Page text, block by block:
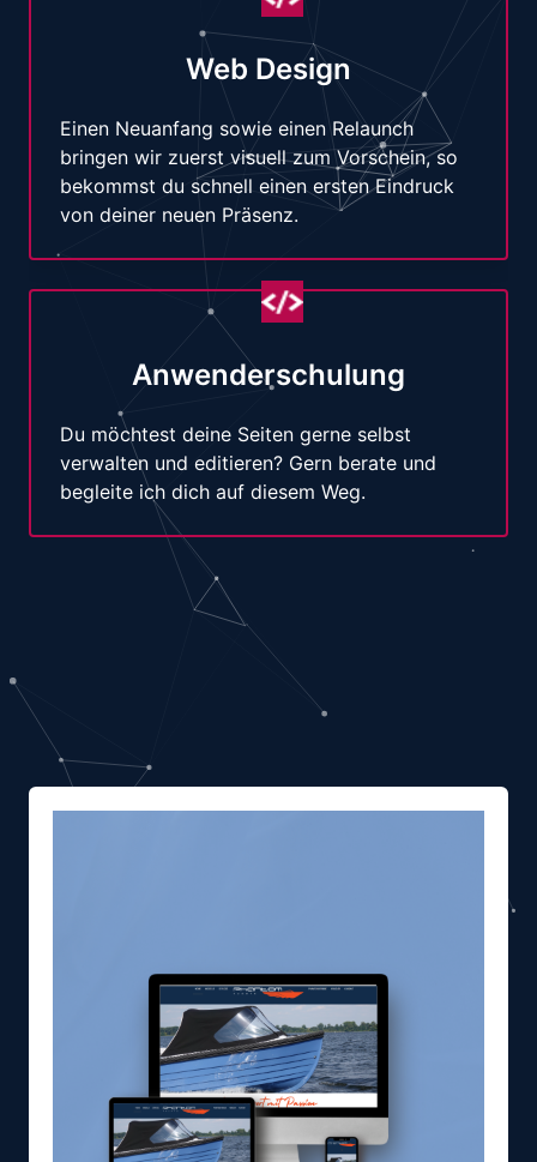
Web Design
Einen Neuanfang sowie einen Relaunch
bringen wir zuerst visuell zum Vorschein, so
bekommst du schnell einen ersten Eindruck
von deiner neuen Präsenz.
Anwenderschulung
Du möchtest deine Seiten gerne selbst
verwalten und editieren? Gern berate und
begleite ich dich auf diesem Weg.